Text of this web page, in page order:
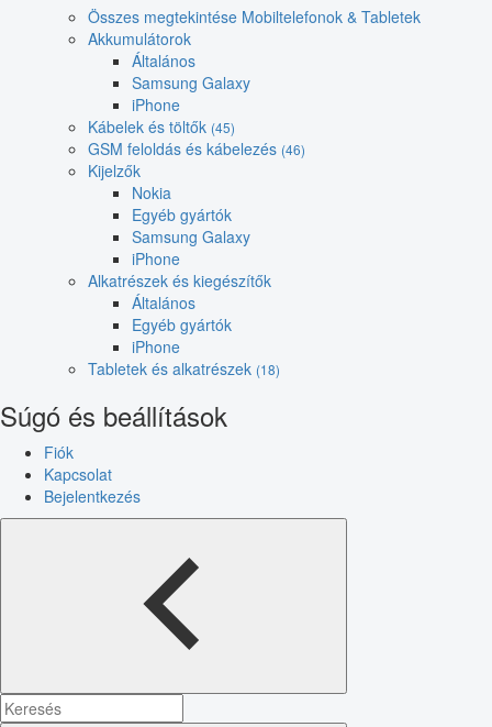
Összes megtekintése Mobiltelefonok & Tabletek
Akkumulátorok
Általános
Samsung Galaxy
iPhone
Kábelek és töltők (45)
GSM feloldás és kábelezés (46)
Kijelzők
Nokia
Egyéb gyártók
Samsung Galaxy
iPhone
Alkatrészek és kiegészítők
Általános
Egyéb gyártók
iPhone
Tabletek és alkatrészek (18)
Súgó és beállítások
Fiók
Kapcsolat
Bejelentkezés